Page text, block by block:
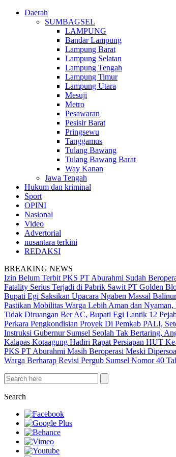
Daerah
SUMBAGSEL
LAMPUNG
Bandar Lampung
Lampung Barat
Lampung Selatan
Lampung Tengah
Lampung Timur
Lampung Utara
Mesuji
Metro
Pesawaran
Pesisir Barat
Pringsewu
Tanggamus
Tulang Bawang
Tulang Bawang Barat
Way Kanan
Jawa Tengah
Hukum dan kriminal
Sport
OPINI
Nasional
Video
Advertorial
nusantara terkini
REDAKSI
BREAKING NEWS
Izin Belum Terbit PKS PT Aburahmi Sudah
Fatality Serius Terjadi di Pabrik Sawit PT Golden
Bupati Egi Saksikan Upacara Ngaben Massal
Pastikan Mobilitas Warga Lebih Aman dan
Tidak Diruangan Ber AC, Bupati Egi Lantik 12
Perkara Pengkondisian Proyek Di Pemkab PALI,
Instruksi Gubernur Sumsel Seolah Tak Bertaring,
Kalapas Kotaagung Hadiri Rapat Persiapan HUT
PKS PT Aburahmi Masih Beroperasi Meski
Warga Berharap Revisi Pergub Sumsel Nomor 40
Search